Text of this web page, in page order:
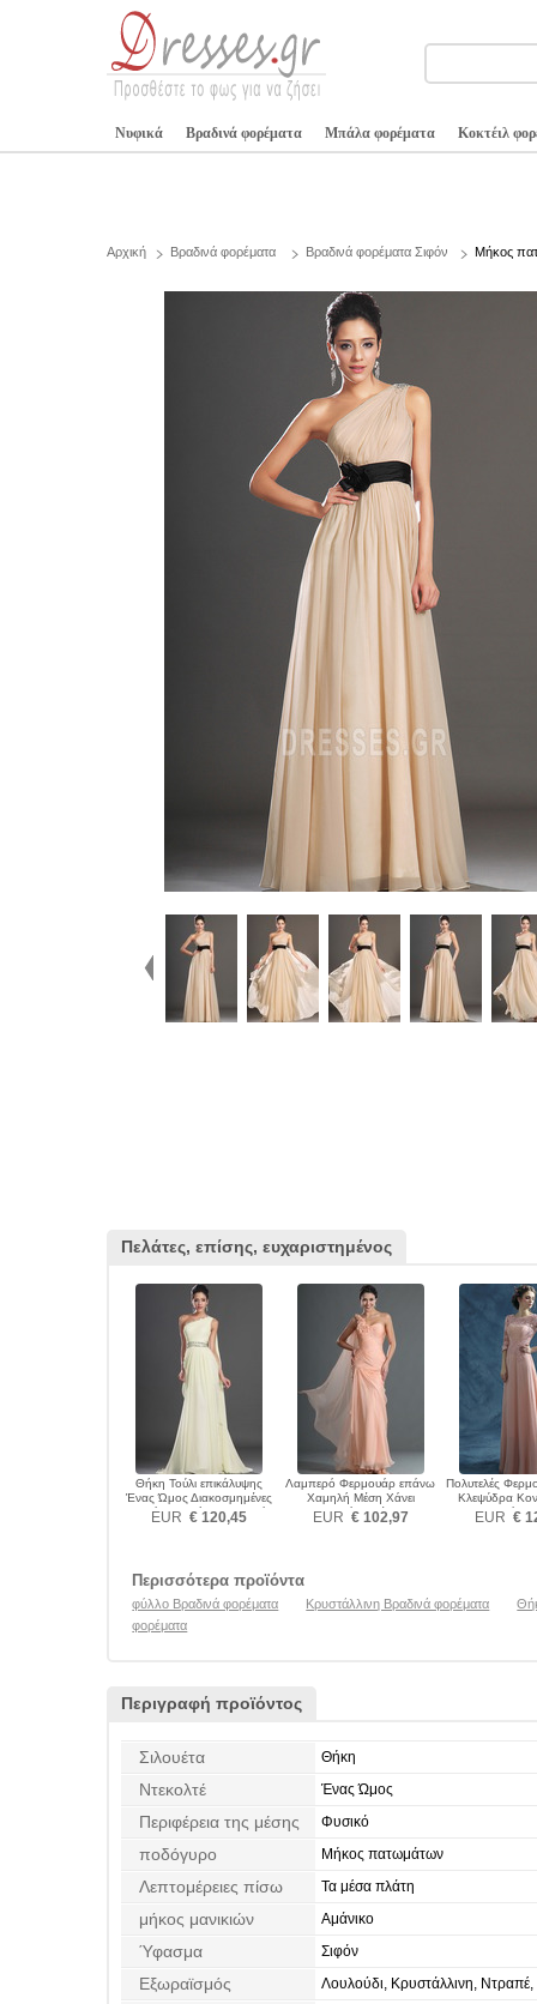
Νυφικά Βραδινά φορέματα Μπάλα φορέματα Κοκτέιλ
Αρχική Βραδινά φορέματα Βραδινά φορέματα Σιφόν Μήκος
Πελάτες, επίσης, ευχαριστημένος
Θήκη Τούλι επικάλυψης
Ένας Ώμος Διακοσμημένες
με χάντρες ζώνη Βραδινά
φορέματα
EUR € 120,45
Λαμπερό Φερμουάρ επάνω
Χαμηλή Μέση Χάνει
Βραδινά φορέματα
EUR € 102,97
Πολυτελές
Κλεψύδρα
Βραδινά
EUR €
Περισσότερα προϊόντα
φύλλο Βραδινά φορέματα Κρυστάλλινη Βραδινά φορέματα
φορέματα
Περιγραφή προϊόντος
Σιλουέτα Θήκη
Ντεκολτέ Ένας Ώμος
Περιφέρεια της μέσης Φυσικό
ποδόγυρο Μήκος πατωμάτων
Λεπτομέρειες πίσω Τα μέσα πλάτη
μήκος μανικιών Αμάνικο
Ύφασμα Σιφόν
Εξωραϊσμός Λουλούδι, Κρυστάλλινη,